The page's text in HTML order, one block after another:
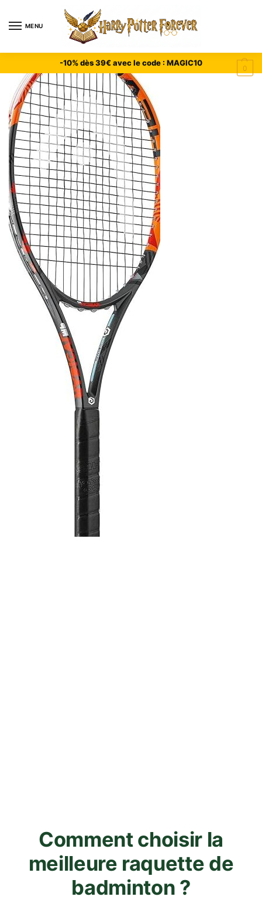
MENU
0
-10% dès 39€ avec le code : MAGIC10
Comment choisir la
meilleure raquette de
badminton ?